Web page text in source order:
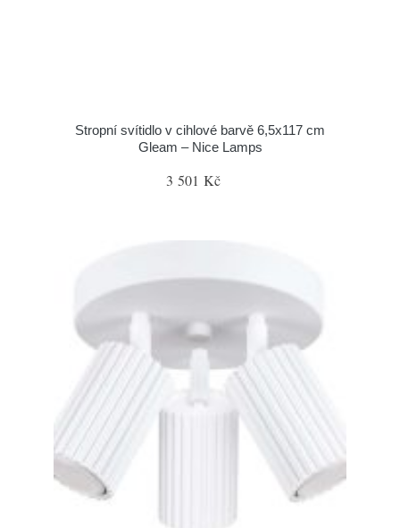
Stropní svítidlo v cihlové barvě 6,5x117 cm
Gleam – Nice Lamps
3 501 Kč